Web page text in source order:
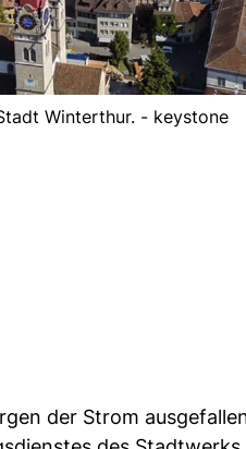
Winterthur. - keystone
der Strom